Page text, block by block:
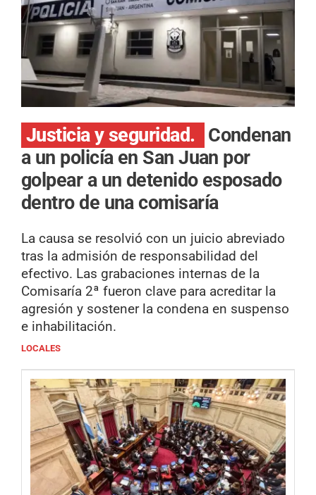
Justicia y seguridad.
Condenan
a un policía en San Juan por
golpear a un detenido esposado
dentro de una comisaría
La causa se resolvió con un juicio abreviado
tras la admisión de responsabilidad del
efectivo. Las grabaciones internas de la
Comisaría 2ª fueron clave para acreditar la
agresión y sostener la condena en suspenso
e inhabilitación.
LOCALES